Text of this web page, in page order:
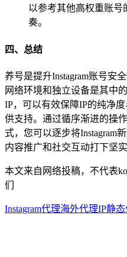
以参考其他高权重账号
奏。
四、总结
养号是提升Instagram账号安
网络环境和独立设备是其中
IP，可以有效保障IP的纯净
供支持。通过循序渐进的操
式，您可以逐步将Instagram
内容推广和社交互动打下坚实
本文来自网络投稿，不代表
们
Instagram代理海外代理IP静态